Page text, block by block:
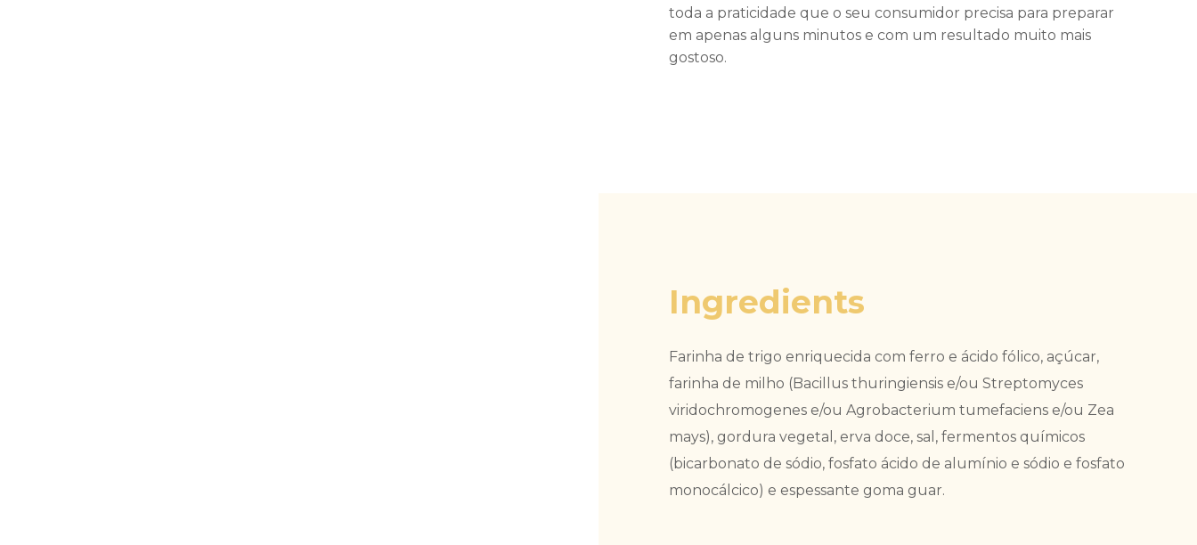
toda a praticidade que o seu consumidor precisa para preparar
em apenas alguns minutos e com um resultado muito mais
gostoso.
Ingredients
Farinha de trigo enriquecida com ferro e ácido fólico, açúcar,
farinha de milho (Bacillus thuringiensis e/ou Streptomyces
viridochromogenes e/ou Agrobacterium tumefaciens e/ou Zea
mays), gordura vegetal, erva doce, sal, fermentos químicos
(bicarbonato de sódio, fosfato ácido de alumínio e sódio e fosfato
monocálcico) e espessante goma guar.